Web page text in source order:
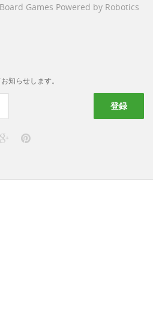
Games Powered by Robotics
知らせします。
登録